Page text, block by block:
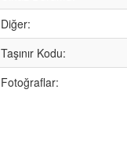
Diğer:
Taşınır Kodu:
Fotoğraflar: